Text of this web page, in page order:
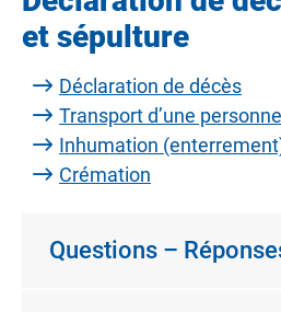
et sépulture
Déclaration de décès
Transport d’une
Inhumation
Crémation
Questions –